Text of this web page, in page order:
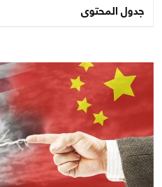
جدول المحتوى